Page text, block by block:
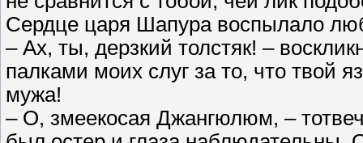
Сердце царя Шапура воспылало
– Ах, ты, дерзкий толстяк! –
палками моих слуг за то, что твой
мужа!
– О, змеекосая Джангюлюм, –